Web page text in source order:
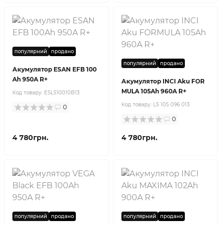
популярний продано
Акумулятор ESAN EFB 100
Ah 950A R+
Код товару: ESL510010B13
0
4 780грн.
популярний продано
Акумулятор INCI Aku FOR
MULA 105Ah 960A R+
Код товару: L5 105 096 013
0
4 780грн.
популярний продано популярний продано